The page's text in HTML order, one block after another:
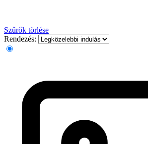
Szűrők törlése
Rendezés: